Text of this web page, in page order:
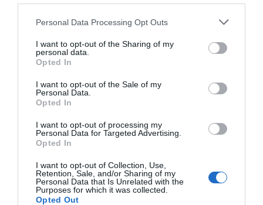
Personal Data Processing Opt Outs
I want to opt-out of the Sharing of my
personal data.
Opted In
I want to opt-out of the Sale of my
Personal Data.
Opted In
I want to opt-out of processing my
Personal Data for Targeted Advertising.
Opted In
I want to opt-out of Collection, Use,
Retention, Sale, and/or Sharing of my
Personal Data that Is Unrelated with the
Purposes for which it was collected.
Opted Out